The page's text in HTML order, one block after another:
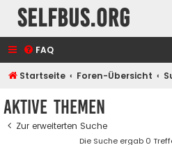
selfbus.org
FAQ
Startseite Foren-Übersicht
Aktive Themen
Zur erweiterten Suche
Die Suche ergab 0